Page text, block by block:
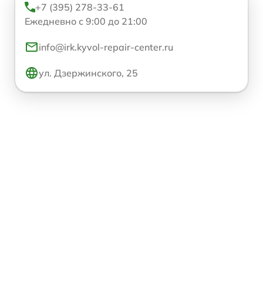
+7 (395) 278-33-61
Ежедневно с 9:00 до 21:00
info@irk.kyvol-repair-center.ru
ул. Дзержинского, 25